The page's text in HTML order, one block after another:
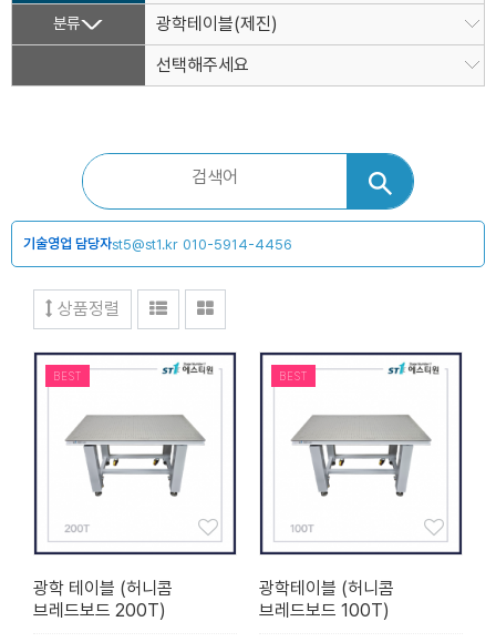
분류
광학테이블(제진)
선택해주세요
기술영업 담당자st5@st1.kr 010-5914-4456
상품정렬
BEST
광학 테이블 (허니콤
브레드보드 200T)
BEST
광학테이블 (허니콤
브레드보드 100T)